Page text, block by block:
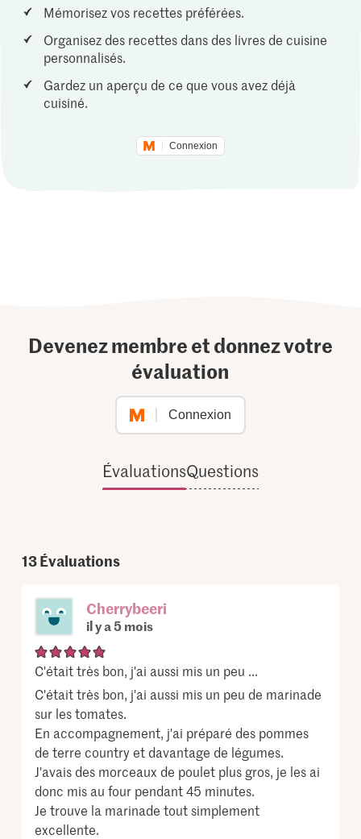
Mémorisez vos recettes préférées.
Organisez des recettes dans des livres de cuisine
personnalisés.
Gardez un aperçu de ce que vous avez déjà
cuisiné.
Connexion
Devenez membre et donnez votre
évaluation
Connexion
ÉvaluationsQuestions
13Évaluations
Cherrybeeri
il y a 5 mois
C'était très bon, j'ai aussi mis un peu ...
C'était très bon, j'ai aussi mis un peu de marinade
sur les tomates.
En accompagnement, j'ai préparé des pommes
de terre country et davantage de légumes.
J'avais des morceaux de poulet plus gros, je les ai
donc mis au four pendant 45 minutes.
Je trouve la marinade tout simplement
excellente.